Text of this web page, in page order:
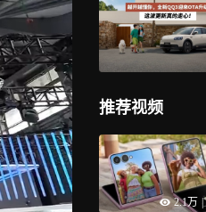
推荐视频
2.1万